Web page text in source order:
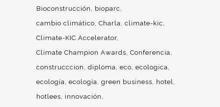
Bioconstrucción
bioparc
cambio climático Charla climate-kic
Climate-KIC Accelerator
Climate Champion Awards Conferencia
construcccion
diploma eco ecologica
ecología ecología green business
hotel
hotlees
innovación